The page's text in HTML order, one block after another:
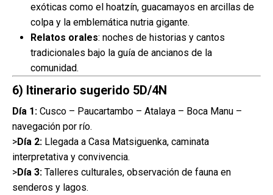
exóticas como el hoatzín, guacamayos en arcillas de
colpa y la emblemática nutria gigante.
Relatos orales: noches de historias y cantos
tradicionales bajo la guía de ancianos de la
comunidad.
6) Itinerario sugerido 5D/4N
Día 1: Cusco – Paucartambo – Atalaya – Boca Manu –
navegación por río.
>Día 2: Llegada a Casa Matsiguenka, caminata
interpretativa y convivencia.
>Día 3: Talleres culturales, observación de fauna en
senderos y lagos.